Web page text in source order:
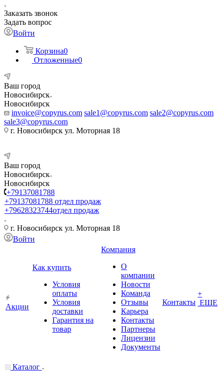
Заказать звонок
Задать вопрос
Войти
Корзина0
Отложенные0
Ваш город
Новосибирск
Новосибирск
invoice@copyrus.com sale1@copyrus.com sale2@copyrus.com
sale3@copyrus.com
г. Новосибирск ул. Моторная 18
Ваш город
Новосибирск
Новосибирск
+79137081788
+79137081788 отдел продаж
+79628323744отдел продаж
г. Новосибирск ул. Моторная 18
Войти
Акции
Как купить
Условия
оплаты
Условия
доставки
Гарантия на
товар
Компания
О
компании
Новости
Команда
Отзывы
Карьера
Контакты
Партнеры
Лицензии
Документы
Контакты
+
ЕЩЕ
Каталог